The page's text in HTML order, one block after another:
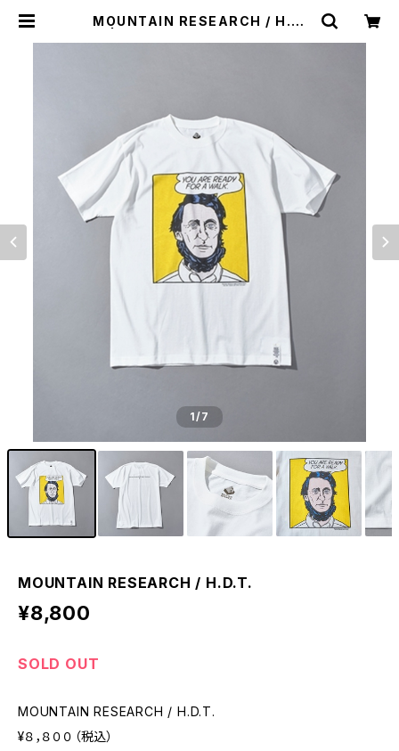
MOUNTAIN RESEARCH / H.D.
1/7
MOUNTAIN RESEARCH / H.D.T.
¥8,800
SOLD OUT
MOUNTAIN RESEARCH / H.D.T.
¥８，８００（税込）